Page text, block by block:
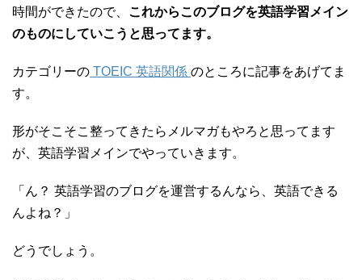
時間ができたので、 これからこのブログを英語学習メイン
のものにしていこうと思ってます。
カテゴリーの TOEIC 英語関係 のところに記事をあげてま
す。
形がそこそこ整ってきたらメルマガもやろと思ってます
が、英語学習メインでやっていきます。
「ん？ 英語学習のブログを運営するんなら、英語できる
んよね？」
どうでしょう。